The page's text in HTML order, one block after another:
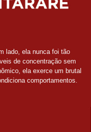
lado, ela nunca foi tão
de concentração sem
ela exerce um brutal
comportamentos.